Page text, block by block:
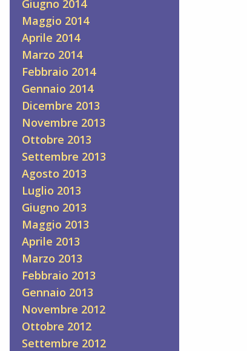
Giugno 2014
Maggio 2014
Aprile 2014
Marzo 2014
Febbraio 2014
Gennaio 2014
Dicembre 2013
Novembre 2013
Ottobre 2013
Settembre 2013
Agosto 2013
Luglio 2013
Giugno 2013
Maggio 2013
Aprile 2013
Marzo 2013
Febbraio 2013
Gennaio 2013
Novembre 2012
Ottobre 2012
Settembre 2012